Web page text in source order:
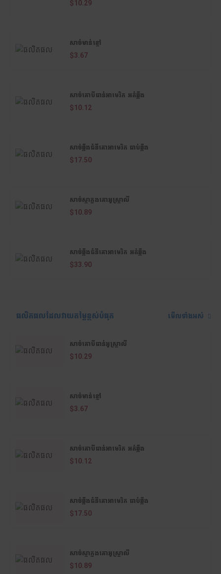
$10.29
សាច់មាន់ខ្មៅ
$3.67
សាច់គោបីជាន់អាមេរិក អត់ឆ្អឹង
$10.12
សាច់ឆ្អឹងជំនីគោអាមេរិក ជាប់ឆ្អឹង
$17.50
សាច់ស្មាក្នុងគោអូស្ត្រាលី
$10.89
សាច់ឆ្អឹងជំនីគោអាមេរិក អត់ឆ្អឹង
$33.90
ផលិតផលដែលវាយតម្លៃខ្ពស់បំផុត មើលទាំងអស់
សាច់គោបីជាន់អូស្ត្រាលី
$10.29
សាច់មាន់ខ្មៅ
$3.67
សាច់គោបីជាន់អាមេរិក អត់ឆ្អឹង
$10.12
សាច់ឆ្អឹងជំនីគោអាមេរិក ជាប់ឆ្អឹង
$17.50
សាច់ស្មាក្នុងគោអូស្ត្រាលី
$10.89